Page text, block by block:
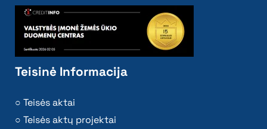
Teisinė Informacija
Teisės aktai
Teisės aktų projektai